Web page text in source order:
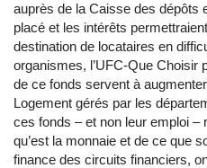
auprès de la Caisse des dépôts
placé et les intérêts
destination de locataires en
organismes, l’UFC-Que Choisir
de ce fonds servent à
Logement gérés par les
ces fonds – et non leur emploi –
qu’est la monnaie et de ce que
finance des circuits financiers,